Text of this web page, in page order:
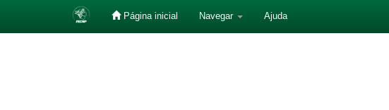
Página inicial Navegar Ajuda